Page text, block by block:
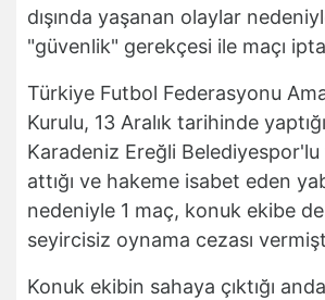
dışında yaşanan olaylar
"güvenlik" gerekçesi ile maçı
Türkiye Futbol Federasyonu
Kurulu, 13 Aralık tarihinde
Karadeniz Ereğli Belediyespor'lu
attığı ve hakeme isabet eden
nedeniyle 1 maç, konuk ekibe
seyircisiz oynama cezası
Konuk ekibin sahaya çıktığı